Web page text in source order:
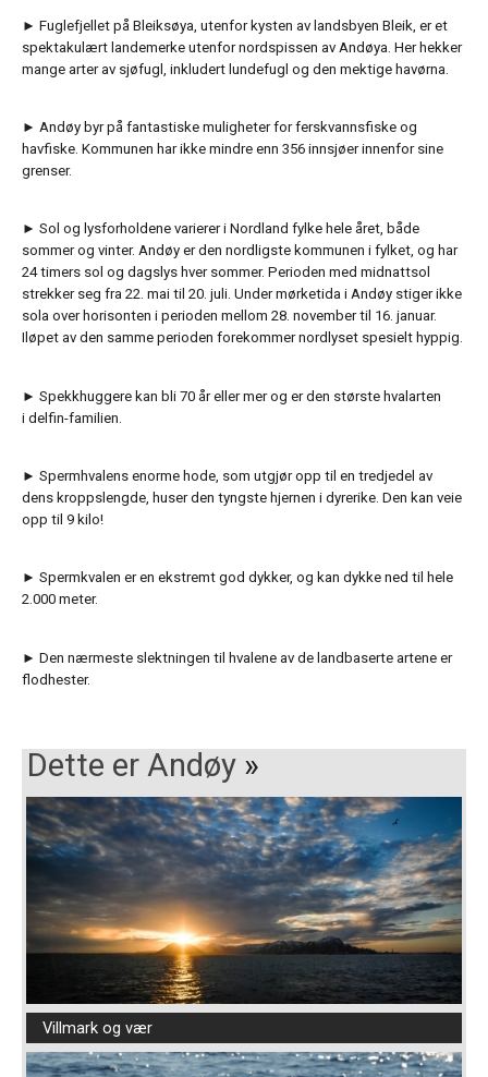
► Fuglefjellet på Bleiksøya, utenfor kysten av landsbyen Bleik, er et
spektakulært landemerke utenfor nordspissen av Andøya. Her hekker
mange arter av sjøfugl, inkludert lundefugl og den mektige havørna.
► Andøy byr på fantastiske muligheter for ferskvannsfiske og
havfiske. Kommunen har ikke mindre enn 356 innsjøer innenfor sine
grenser.
► Sol og lysforholdene varierer i Nordland fylke hele året, både
sommer og vinter. Andøy er den nordligste kommunen i fylket, og har
24 timers sol og dagslys hver sommer. Perioden med midnattsol
strekker seg fra 22. mai til 20. juli. Under mørketida i Andøy stiger ikke
sola over horisonten i perioden mellom 28. november til 16. januar.
Iløpet av den samme perioden forekommer nordlyset spesielt hyppig.
► Spekkhuggere kan bli 70 år eller mer og er den største hvalarten
i delfin-familien.
► Spermhvalens enorme hode, som utgjør opp til en tredjedel av
dens kroppslengde, huser den tyngste hjernen i dyrerike. Den kan veie
opp til 9 kilo!
► Spermkvalen er en ekstremt god dykker, og kan dykke ned til hele
2.000 meter.
► Den nærmeste slektningen til hvalene av de landbaserte artene er
flodhester.
Dette er Andøy »
Villmark og vær